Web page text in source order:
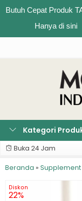
Butuh Cepat Produk
Hanya di sini
Kategori
Buka 24 Jam
Beranda » Supplement
Diskon
22%